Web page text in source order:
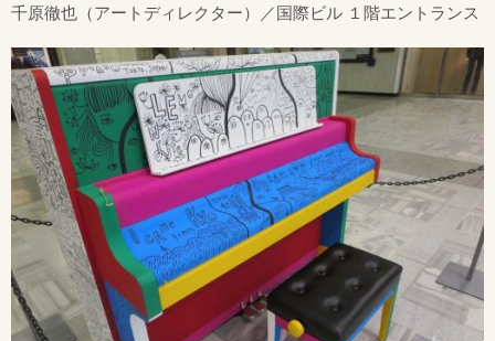
千原徹也（アートディレクター）／国際ビル １階エントランス